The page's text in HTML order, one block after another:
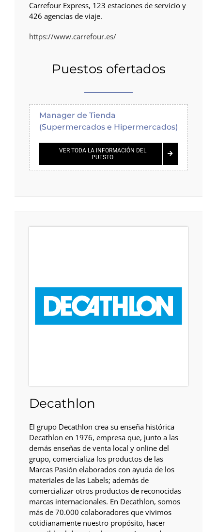
Carrefour Express, 123 estaciones de servicio y
426 agencias de viaje.
https://www.carrefour.es/
Puestos ofertados
Manager de Tienda
(Supermercados e Hipermercados)
VER TODA LA INFORMACIÓN DEL
PUESTO
Decathlon
El grupo Decathlon crea su enseña histórica
Decathlon en 1976, empresa que, junto a las
demás enseñas de venta local y online del
grupo, comercializa los productos de las
Marcas Pasión elaborados con ayuda de los
materiales de las Labels; además de
comercializar otros productos de reconocidas
marcas internacionales. En Decathlon, somos
más de 70.000 colaboradores que vivimos
cotidianamente nuestro propósito, hacer